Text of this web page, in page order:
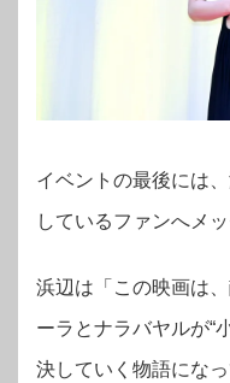
イベントの最後には
しているファンへメ
浜辺は「この映画は
ーラとナラバヤルが“
決していく物語にな